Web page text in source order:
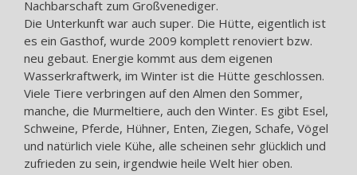
Nachbarschaft zum Großvenediger.
Die Unterkunft war auch super. Die Hütte, eigentlich ist
es ein Gasthof, wurde 2009 komplett renoviert bzw.
neu gebaut. Energie kommt aus dem eigenen
Wasserkraftwerk, im Winter ist die Hütte geschlossen.
Viele Tiere verbringen auf den Almen den Sommer,
manche, die Murmeltiere, auch den Winter. Es gibt Esel,
Schweine, Pferde, Hühner, Enten, Ziegen, Schafe, Vögel
und natürlich viele Kühe, alle scheinen sehr glücklich und
zufrieden zu sein, irgendwie heile Welt hier oben.